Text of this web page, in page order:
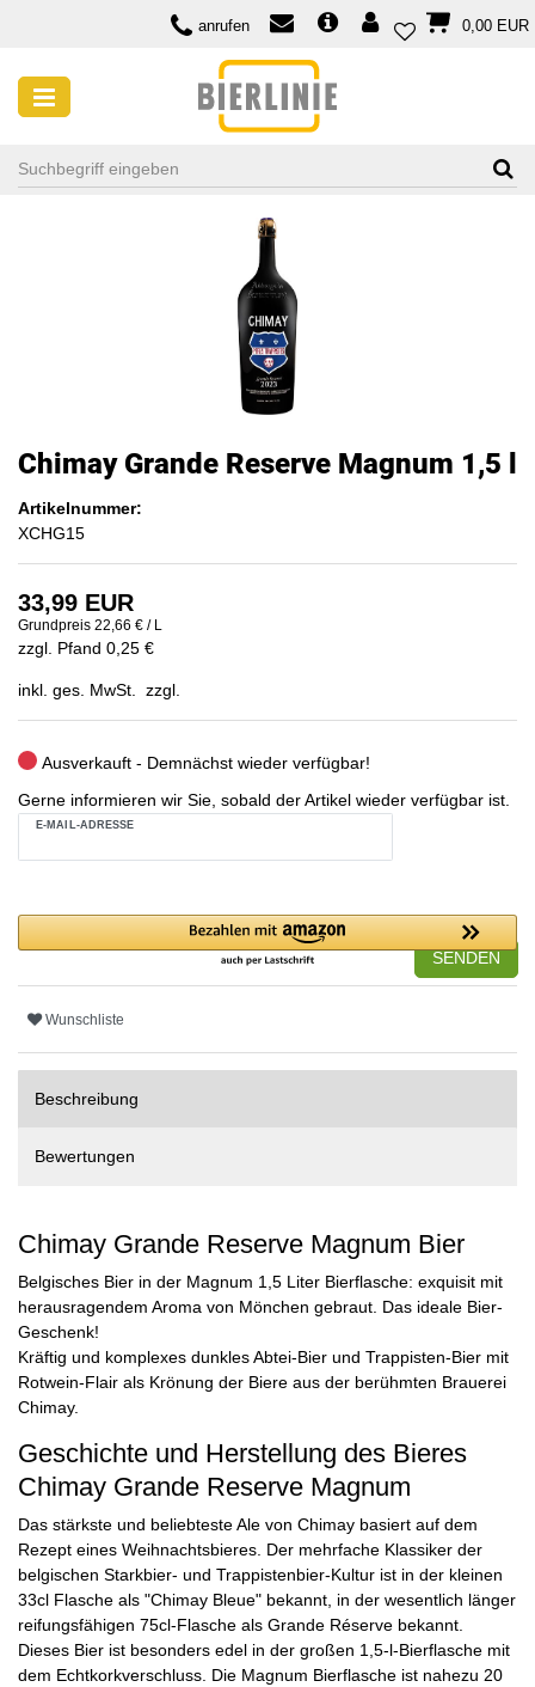
anrufen 0,00 EUR
Chimay Grande Reserve Magnum 1,5 l
Artikelnummer:
XCHG15
33,99 EUR
Grundpreis 22,66 € / L
zzgl. Pfand 0,25 €
inkl. ges. MwSt. zzgl.
Ausverkauft - Demnächst wieder verfügbar!
Gerne informieren wir Sie, sobald der Artikel wieder verfügbar ist.
E-MAIL-ADRESSE
SENDEN
Wunschliste
Beschreibung
Bewertungen
Chimay Grande Reserve Magnum Bier
Belgisches Bier in der Magnum 1,5 Liter Bierflasche: exquisit mit
herausragendem Aroma von Mönchen gebraut. Das ideale Bier-
Geschenk!
Kräftig und komplexes dunkles Abtei-Bier und Trappisten-Bier mit
Rotwein-Flair als Krönung der Biere aus der berühmten Brauerei
Chimay.
Geschichte und Herstellung des Bieres
Chimay Grande Reserve Magnum
Das stärkste und beliebteste Ale von Chimay basiert auf dem
Rezept eines Weihnachtsbieres. Der mehrfache Klassiker der
belgischen Starkbier- und Trappistenbier-Kultur ist in der kleinen
33cl Flasche als "Chimay Bleue" bekannt, in der wesentlich länger
reifungsfähigen 75cl-Flasche als Grande Réserve bekannt.
Dieses Bier ist besonders edel in der großen 1,5-l-Bierflasche mit
dem Echtkorkverschluss. Die Magnum Bierflasche ist nahezu 20